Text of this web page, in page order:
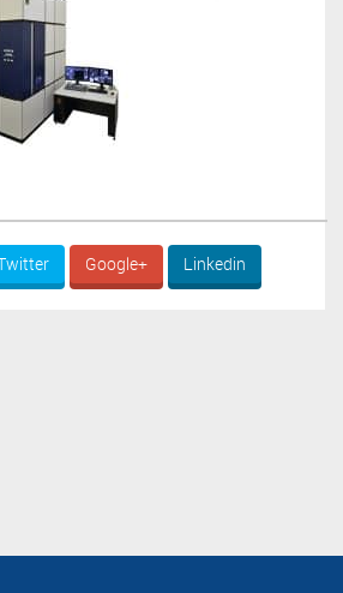
Google+ Linkedin